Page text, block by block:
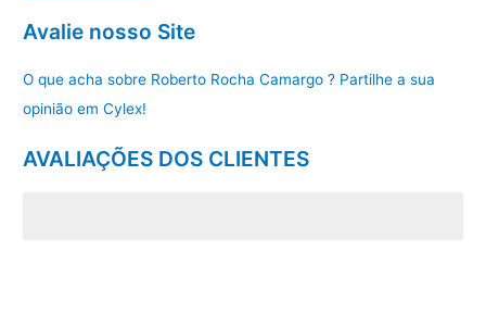
Avalie nosso Site
O que acha sobre Roberto Rocha Camargo ? Partilhe a sua
opinião em Cylex!
AVALIAÇÕES DOS CLIENTES